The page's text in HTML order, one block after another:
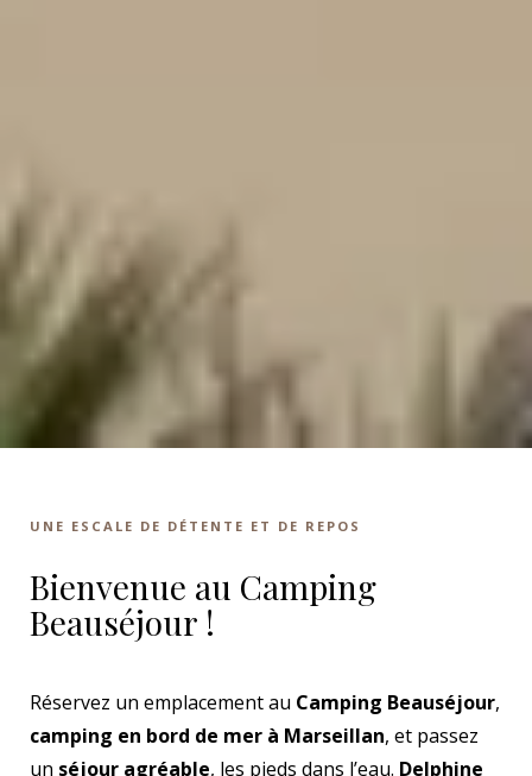
UNE ESCALE DE DÉTENTE ET DE REPOS
Bienvenue au Camping
Beauséjour !
Réservez un emplacement au Camping Beauséjour,
camping en bord de mer à Marseillan, et passez
un séjour agréable, les pieds dans l’eau. Delphine